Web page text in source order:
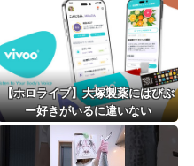
分も記事を書くことになってしま
う
【ホロライブ】大塚製薬にはびぶ
ー好きがいるに違いない